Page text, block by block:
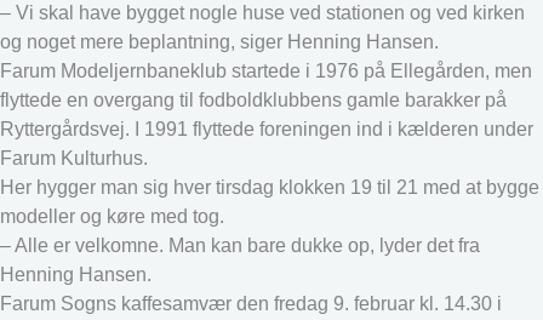
– Vi skal have bygget nogle huse ved stationen og ved kirken
og noget mere beplantning, siger Henning Hansen.
Farum Modeljernbaneklub startede i 1976 på Ellegården, men
flyttede en overgang til fodboldklubbens gamle barakker på
Ryttergårdsvej. I 1991 flyttede foreningen ind i kælderen under
Farum Kulturhus.
Her hygger man sig hver tirsdag klokken 19 til 21 med at bygge
modeller og køre med tog.
– Alle er velkomne. Man kan bare dukke op, lyder det fra
Henning Hansen.
Farum Sogns kaffesamvær den fredag 9. februar kl. 14.30 i